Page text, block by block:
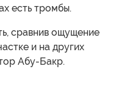
есть тромбы.
сравнив ощущение
и на других
Абу-Бакр.